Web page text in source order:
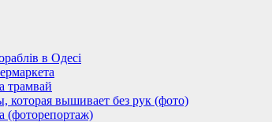
в Одесі
трамвай
которая вышивает без рук (фото)
(фоторепортаж)